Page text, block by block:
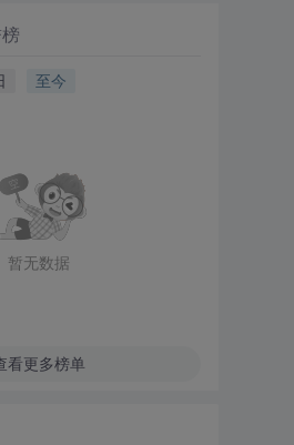
至今
暂无数据
看更多榜单